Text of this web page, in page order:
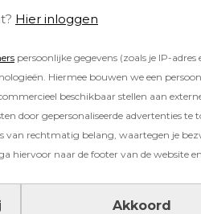
Hier inloggen
persoonlijke gegevens (zoals je IP-adres
Hiermee bouwen we een
beschikbaar stellen aan
door gepersonaliseerde advertenties te
van rechtmatig belang, waartegen je
hiervoor naar de footer van de website
Akkoord
eh, ‘flexibel’ zijn:
ben je het hele jaar
bereikbaar voor je
uit dan voorheen.
kon liggen en
is dat nu toch echt
dat eigenlijk dat
de kinderen mee en
worden geholpen.’